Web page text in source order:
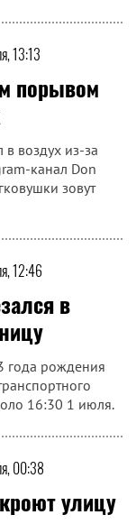
13:13
порывом
воздух из-за
канал Don
зовут
12:46
в
года рождения
16:30 1 июля.
00:38
улицу